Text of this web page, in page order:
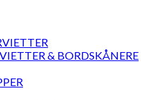
& BORDSKÅNERE